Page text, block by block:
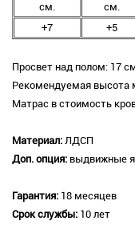
см.
см.
+7
+5
Просвет над полом: 17
Рекомендуемая высота
Матрас в стоимость
Материал: ЛДСП
Доп. опция: выдвижные
Гарантия: 18 месяцев
Срок службы: 10 лет